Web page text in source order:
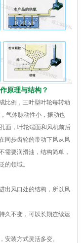
原理与结构？
例，三叶型叶轮每转动
气体脉动性小，振动也
面，叶轮端面和风机前后
同步齿轮的带动下风从风
需要润滑油，结构简单，
的领域。
风口处的结构，所以风
不变，可以长期连续运
装方式灵活多变。